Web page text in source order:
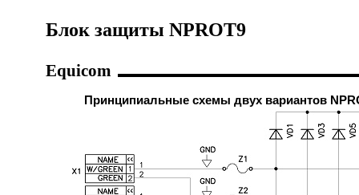
Блок защиты NPROT9
Equicom
Принципиальные схемы двух вариантов